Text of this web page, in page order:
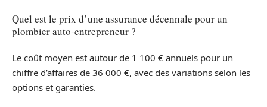
Quel est le prix d’une assurance décennale pour un
plombier auto-entrepreneur ?
Le coût moyen est autour de 1 100 € annuels pour un
chiffre d’affaires de 36 000 €, avec des variations selon les
options et garanties.